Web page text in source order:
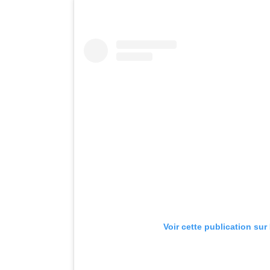
Voir cette publication sur